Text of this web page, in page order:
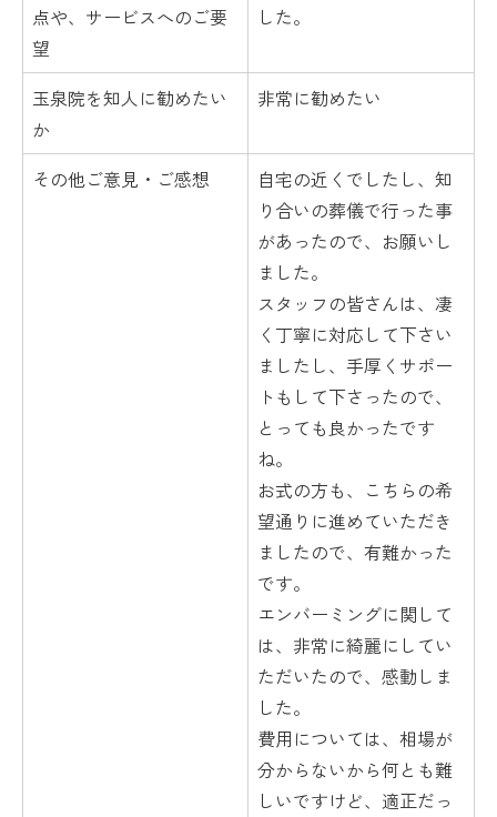
点や、サービスへのご要
望
した。
玉泉院を知人に勧めたい
か
非常に勧めたい
その他ご意見・ご感想
自宅の近くでしたし、知
り合いの葬儀で行った事
があったので、お願いし
ました。
スタッフの皆さんは、凄
く丁寧に対応して下さい
ましたし、手厚くサポー
トもして下さったので、
とっても良かったです
ね。
お式の方も、こちらの希
望通りに進めていただき
ましたので、有難かった
です。
エンバーミングに関して
は、非常に綺麗にしてい
ただいたので、感動しま
した。
費用については、相場が
分からないから何とも難
しいですけど、適正だっ